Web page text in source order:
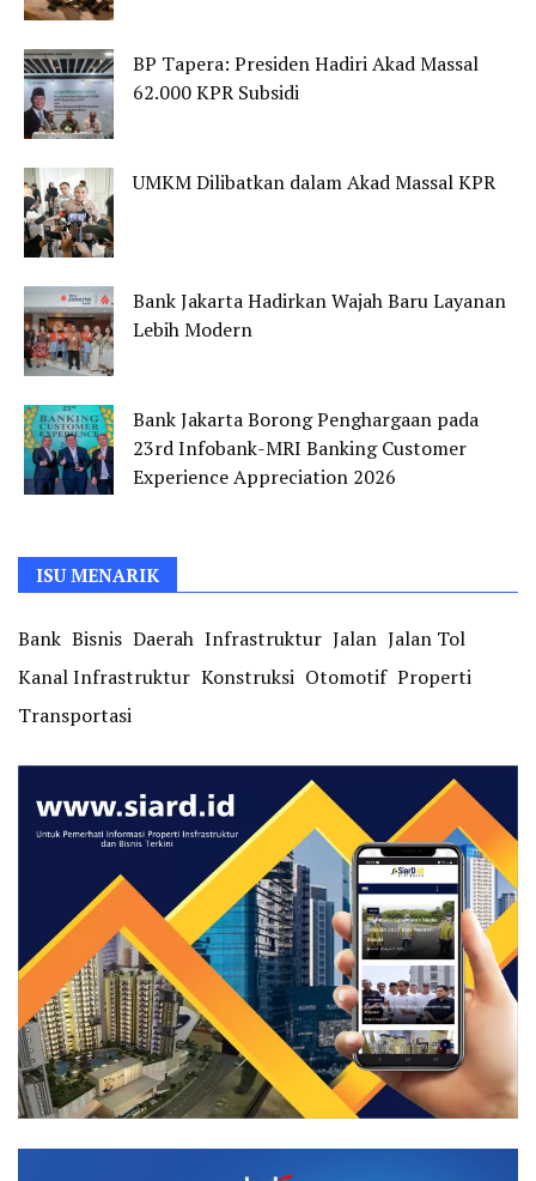
BP Tapera: Presiden Hadiri Akad Massal
62.000 KPR Subsidi
UMKM Dilibatkan dalam Akad Massal KPR
Bank Jakarta Hadirkan Wajah Baru Layanan
Lebih Modern
Bank Jakarta Borong Penghargaan pada
23rd Infobank-MRI Banking Customer
Experience Appreciation 2026
ISU MENARIK
Bank Bisnis Daerah Infrastruktur Jalan Jalan Tol
Kanal Infrastruktur Konstruksi Otomotif Properti
Transportasi